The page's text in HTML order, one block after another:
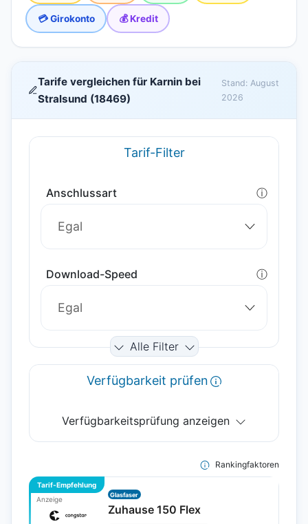
💳 Girokonto 💰 Kredit
Tarife vergleichen für Karnin bei
Stralsund (18469)
Stand: August
2026